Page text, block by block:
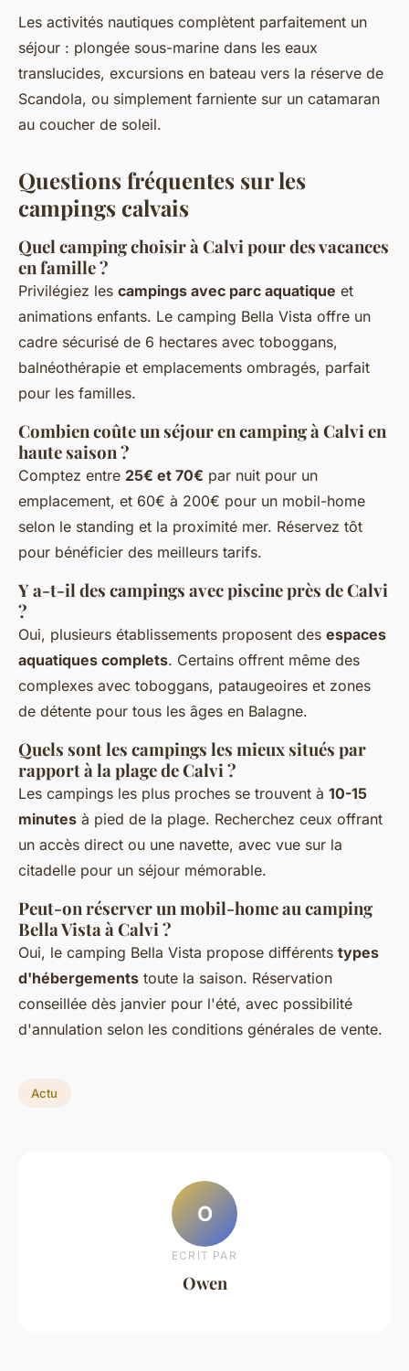
Les activités nautiques complètent parfaitement un
séjour : plongée sous-marine dans les eaux
translucides, excursions en bateau vers la réserve de
Scandola, ou simplement farniente sur un catamaran
au coucher de soleil.
Questions fréquentes sur les
campings calvais
Quel camping choisir à Calvi pour des vacances
en famille ?
Privilégiez les campings avec parc aquatique et
animations enfants. Le camping Bella Vista offre un
cadre sécurisé de 6 hectares avec toboggans,
balnéothérapie et emplacements ombragés, parfait
pour les familles.
Combien coûte un séjour en camping à Calvi en
haute saison ?
Comptez entre 25€ et 70€ par nuit pour un
emplacement, et 60€ à 200€ pour un mobil-home
selon le standing et la proximité mer. Réservez tôt
pour bénéficier des meilleurs tarifs.
Y a-t-il des campings avec piscine près de Calvi
?
Oui, plusieurs établissements proposent des espaces
aquatiques complets. Certains offrent même des
complexes avec toboggans, pataugeoires et zones
de détente pour tous les âges en Balagne.
Quels sont les campings les mieux situés par
rapport à la plage de Calvi ?
Les campings les plus proches se trouvent à 10-15
minutes à pied de la plage. Recherchez ceux offrant
un accès direct ou une navette, avec vue sur la
citadelle pour un séjour mémorable.
Peut-on réserver un mobil-home au camping
Bella Vista à Calvi ?
Oui, le camping Bella Vista propose différents types
d'hébergements toute la saison. Réservation
conseillée dès janvier pour l'été, avec possibilité
d'annulation selon les conditions générales de vente.
Actu
O
ECRIT PAR
Owen